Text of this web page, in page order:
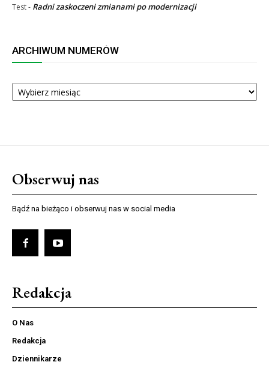
Test- Radni zaskoczeni zmianami po modernizacji
ARCHIWUM NUMERÓW
ARCHIWUM
NUMERÓW
Obserwuj nas
Bądź na bieżąco i obserwuj nas w social media
Redakcja
O Nas
Redakcja
Dziennikarze